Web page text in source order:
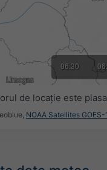
06:30
de locație este
NOAA Satellites GOES-